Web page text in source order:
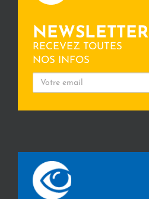
NEWSLETTER
RECEVEZ TOUTES
NOS INFOS